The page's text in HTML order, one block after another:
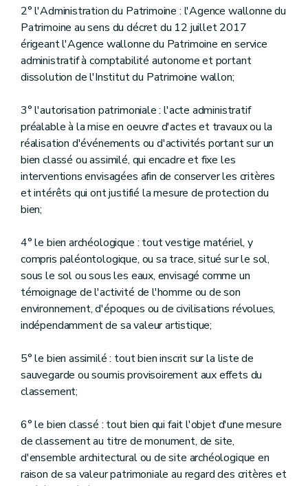
Art. D.82
Titre 5
Les outils de sensibilisation du public, de conservation et de documentation
Chapitre 1 er
Les actions de sensibilisation du public
Art. D.83
Chapitre 2 Le centre régional de documentation et de conservation du patrimoine
Art. D.84
Le petit patrimoine populaire wallon
Titre 6 Les métiers du patrimoine
Art. D.86
Titre 7 Les aides
Chapitre 1 er
L'assistance
Art. D.87
Chapitre 2 Les subventions
Art. D.88
Art. D.92
Art. D.93
Art. D.94
Art. D.95
Art. D.96
Art. D.97
Chapitre 3 Les accords-cadres
Art. D.99
Titre 8 Les indemnités
Art. D.100
Art. D.101
Chapitre 1er
Les faits et actes infractionnels
Art. D.102
Chapitre 2 Les contrevenants
Art. D.103
Chapitre 3 L'avertissement préalable et la constatation
2° l'Administration du Patrimoine : l'Agence wallonne du
Patrimoine au sens du décret du 12 juillet 2017
érigeant l'Agence wallonne du Patrimoine en service
administratif à comptabilité autonome et portant
dissolution de l'Institut du Patrimoine wallon;
3° l'autorisation patrimoniale : l'acte administratif
préalable à la mise en oeuvre d'actes et travaux ou la
réalisation d'événements ou d'activités portant sur un
bien classé ou assimilé, qui encadre et fixe les
interventions envisagées afin de conserver les critères
et intérêts qui ont justifié la mesure de protection du
bien;
4° le bien archéologique : tout vestige matériel, y
compris paléontologique, ou sa trace, situé sur le sol,
sous le sol ou sous les eaux, envisagé comme un
témoignage de l'activité de l'homme ou de son
environnement, d'époques ou de civilisations révolues,
indépendamment de sa valeur artistique;
5° le bien assimilé : tout bien inscrit sur la liste de
sauvegarde ou soumis provisoirement aux effets du
classement;
6° le bien classé : tout bien qui fait l'objet d'une mesure
de classement au titre de monument, de site,
d'ensemble architectural ou de site archéologique en
raison de sa valeur patrimoniale au regard des critères et